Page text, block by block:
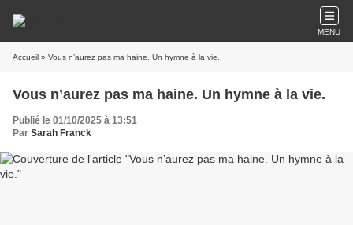
MENU
Accueil » Vous n’aurez pas ma haine. Un hymne à la vie.
Vous n’aurez pas ma haine. Un hymne à la vie.
Publié le 01/10/2025 à 13:51
Par Sarah Franck